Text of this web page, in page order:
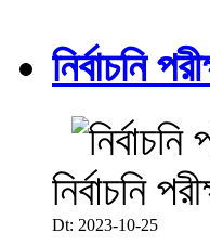
নির্বাচনি
নির্বাচনি
Dt: 2023-10-25